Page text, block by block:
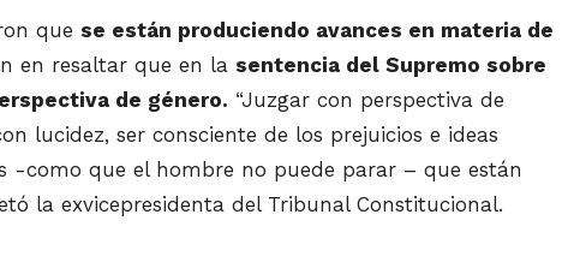
que se están produciendo avances en materia de
en resaltar que en la sentencia del Supremo sobre
de género. “Juzgar con perspectiva de
lucidez, ser consciente de los prejuicios e ideas
-como que el hombre no puede parar – que están
la exvicepresidenta del Tribunal Constitucional.